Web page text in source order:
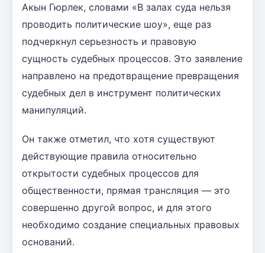
Акын Гюрлек, словами «В залах суда нельзя
проводить политические шоу», еще раз
подчеркнул серьезность и правовую
сущность судебных процессов. Это заявление
направлено на предотвращение превращения
судебных дел в инструмент политических
манипуляций.
Он также отметил, что хотя существуют
действующие правила относительно
открытости судебных процессов для
общественности, прямая трансляция — это
совершенно другой вопрос, и для этого
необходимо создание специальных правовых
оснований.